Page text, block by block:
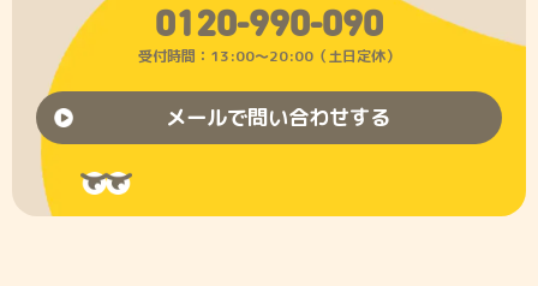
0120-990-090
受付時間：13:00〜20:00（土日定休）
メールで問い合わせする